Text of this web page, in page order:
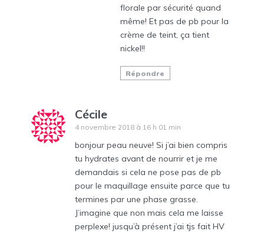
florale par sécurité quand
même! Et pas de pb pour la
crème de teint, ça tient
nickel!!
Répondre
Cécile
4 novembre 2018 à 16 h 01 min
bonjour peau neuve! Si j’ai bien compris
tu hydrates avant de nourrir et je me
demandais si cela ne pose pas de pb
pour le maquillage ensuite parce que tu
termines par une phase grasse.
J’imagine que non mais cela me laisse
perplexe! jusqu’à présent j’ai tjs fait HV